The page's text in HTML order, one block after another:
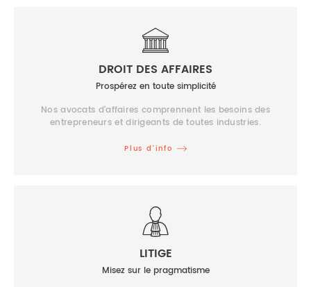
DROIT DES AFFAIRES
Prospérez en toute simplicité
Nos avocats d’affaires comprennent les besoins des
entrepreneurs et dirigeants de toutes industries.
Plus d’info
LITIGE
Misez sur le pragmatisme